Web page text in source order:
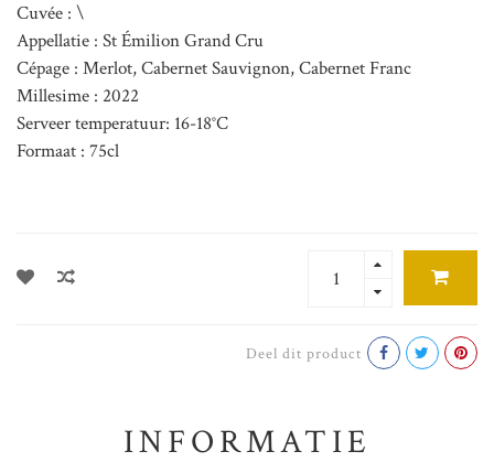
Cuvée : \
Appellatie : St Émilion Grand Cru
Cépage : Merlot, Cabernet Sauvignon, Cabernet Franc
Millesime : 2022
Serveer temperatuur: 16-18°C
Formaat : 75cl
Deel dit product
INFORMATIE